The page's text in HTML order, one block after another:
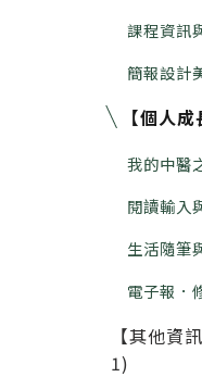
課程資訊
簡報設計
【個人
我的中醫
閱讀輸入
生活隨筆
電子報．
【其他資
1)